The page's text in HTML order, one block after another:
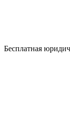
Бесплатная